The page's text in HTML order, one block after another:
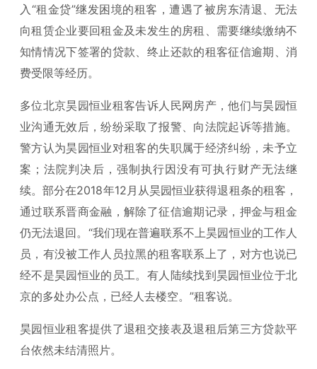
入“租金贷”继发困境的租客，遭遇了被房东清退、无法
向租赁企业要回租金及未发生的房租、需要继续缴纳不
知情情况下签署的贷款、终止还款的租客征信逾期、消
费受限等经历。
多位北京昊园恒业租客告诉人民网房产，他们与昊园恒
业沟通无效后，纷纷采取了报警、向法院起诉等措施。
警方认为昊园恒业对租客的失职属于经济纠纷，未予立
案；法院判决后，强制执行因没有可执行财产无法继
续。部分在2018年12月从昊园恒业获得退租条的租客，
通过联系晋商金融，解除了征信逾期记录，押金与租金
仍无法退回。“我们现在普遍联系不上昊园恒业的工作人
员，有没被工作人员拉黑的租客联系上了，对方也说已
经不是昊园恒业的员工。有人陆续找到昊园恒业位于北
京的多处办公点，已经人去楼空。”租客说。
昊园恒业租客提供了退租交接表及退租后第三方贷款平
台依然未结清照片。